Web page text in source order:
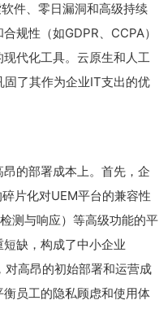
件、零日漏洞和高级持续
规性（如GDPR、CCPA）
代化工具。云原生和人工
了其作为企业IT支出的优
的部署成本上。首先，企
片化对UEM平台的兼容性
测与响应）等高级功能的平
缺，构成了中小企业
对高昂的初始部署和运营成
员工的隐私顾虑和使用体